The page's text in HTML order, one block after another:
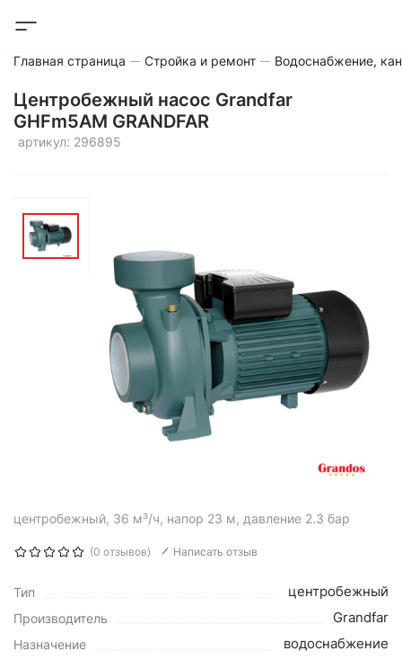
Главная страница Стройка и ремонт Водоснабжение,
Центробежный насос Grandfar
GHFm5AM GRANDFAR
артикул: 296895
центробежный, 36 м³/ч, напор 23 м, давление 2.3 бар
(0 отзывов) Написать отзыв
Тип центробежный
Производитель Grandfar
Назначение водоснабжение